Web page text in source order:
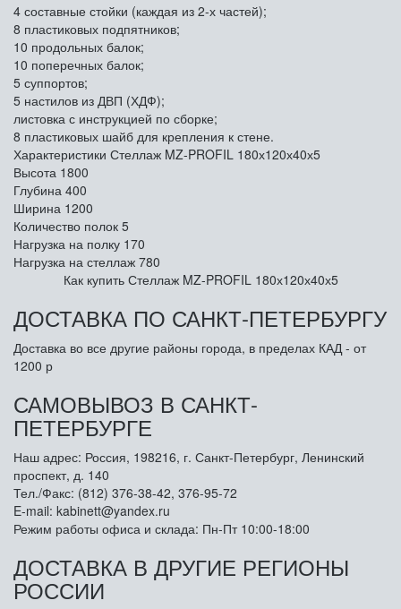
4 составные стойки (каждая из 2-х частей);
8 пластиковых подпятников;
10 продольных балок;
10 поперечных балок;
5 суппортов;
5 настилов из ДВП (ХДФ);
листовка с инструкцией по сборке;
8 пластиковых шайб для крепления к стене.
Характеристики Стеллаж MZ-PROFIL 180х120х40х5
Высота 1800
Глубина 400
Ширина 1200
Количество полок 5
Нагрузка на полку 170
Нагрузка на стеллаж 780
Как купить Стеллаж MZ-PROFIL 180х120х40х5
ДОСТАВКА ПО САНКТ-ПЕТЕРБУРГУ
Доставка во все другие районы города, в пределах КАД - от
1200 р
САМОВЫВОЗ В САНКТ-
ПЕТЕРБУРГЕ
Наш адрес: Россия, 198216, г. Санкт-Петербург, Ленинский
проспект, д. 140
Тел./Факс: (812) 376-38-42, 376-95-72
E-mail: kabinett@yandex.ru
Режим работы офиса и склада: Пн-Пт 10:00-18:00
ДОСТАВКА В ДРУГИЕ РЕГИОНЫ
РОССИИ